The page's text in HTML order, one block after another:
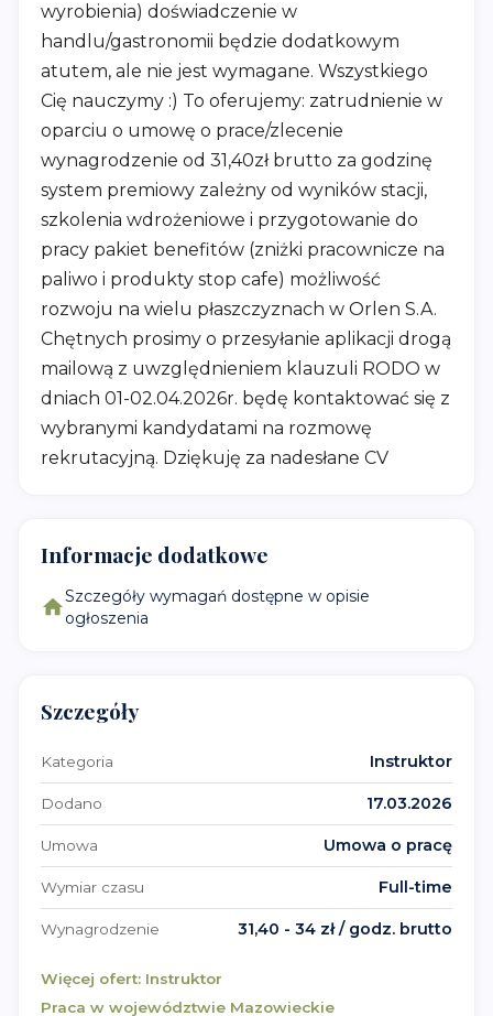
wyrobienia) doświadczenie w
handlu/gastronomii będzie dodatkowym
atutem, ale nie jest wymagane. Wszystkiego
Cię nauczymy :) To oferujemy: zatrudnienie w
oparciu o umowę o prace/zlecenie
wynagrodzenie od 31,40zł brutto za godzinę
system premiowy zależny od wyników stacji,
szkolenia wdrożeniowe i przygotowanie do
pracy pakiet benefitów (zniżki pracownicze na
paliwo i produkty stop cafe) możliwość
rozwoju na wielu płaszczyznach w Orlen S.A.
Chętnych prosimy o przesyłanie aplikacji drogą
mailową z uwzględnieniem klauzuli RODO w
dniach 01-02.04.2026r. będę kontaktować się z
wybranymi kandydatami na rozmowę
rekrutacyjną. Dziękuję za nadesłane CV
Informacje dodatkowe
Szczegóły wymagań dostępne w opisie
ogłoszenia
Szczegóły
Kategoria Instruktor
Dodano 17.03.2026
Umowa Umowa o pracę
Wymiar czasu Full-time
Wynagrodzenie 31,40 - 34 zł / godz. brutto
Więcej ofert: Instruktor
Praca w województwie Mazowieckie